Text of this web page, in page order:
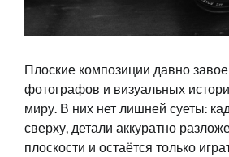
Плоские композиции давно
фотографов и визуальных
миру. В них нет лишней суеты:
сверху, детали аккуратно
плоскости и остаётся только